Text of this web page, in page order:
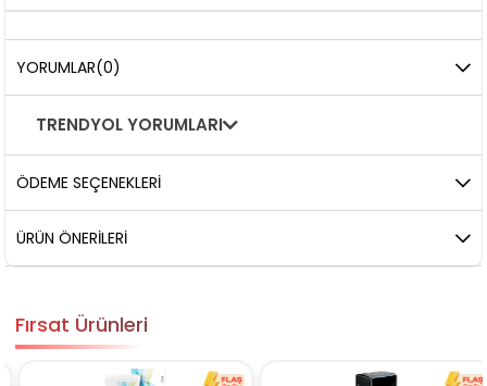
YORUMLAR(0)
TRENDYOL YORUMLARI
ÖDEME SEÇENEKLERI
ÜRÜN ÖNERILERI
Fırsat Ürünleri